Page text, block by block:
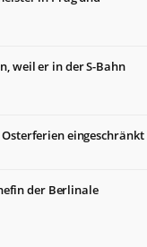
weil er in der S-Bahn
eingeschränkt
der Berlinale